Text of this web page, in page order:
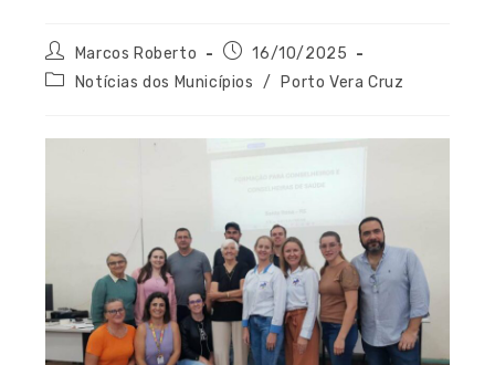
Marcos Roberto
16/10/2025
Notícias dos Municípios
/ Porto Vera Cruz